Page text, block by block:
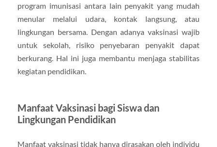
program imunisasi antara lain penyakit yang mudah
menular melalui udara, kontak langsung, atau
lingkungan bersama. Dengan adanya vaksinasi wajib
untuk sekolah, risiko penyebaran penyakit dapat
berkurang. Hal ini juga membantu menjaga stabilitas
kegiatan pendidikan.
Manfaat Vaksinasi bagi Siswa dan
Lingkungan Pendidikan
Manfaat vaksinasi tidak hanya dirasakan oleh individu